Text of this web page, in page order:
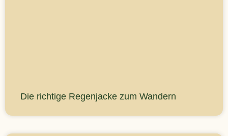
Die richtige Regenjacke zum Wandern